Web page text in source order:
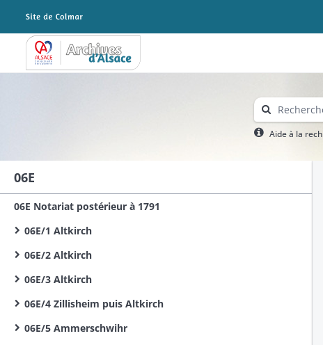
Archives Alsace - Colmar
Aide à la
06E
06E Notariat postérieur à 1791
06E/1 Altkirch
06E/2 Altkirch
06E/3 Altkirch
06E/4 Zillisheim puis Altkirch
06E/5 Ammerschwihr